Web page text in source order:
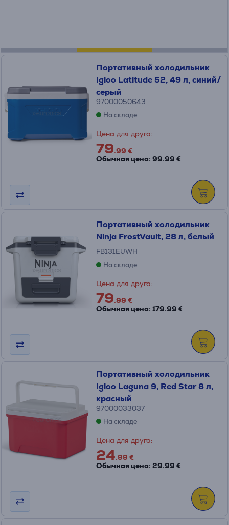
Портативный холодильник
Igloo Latitude 52, 49 л, синий/
серый
97000050643
На складе
Цена для друга:
79.99 €
Обычная цена: 99.99 €
Портативный холодильник
Ninja FrostVault, 28 л, белый
FB131EUWH
На складе
Цена для друга:
79.99 €
Обычная цена: 179.99 €
Портативный холодильник
Igloo Laguna 9, Red Star 8 л,
красный
97000033037
На складе
Цена для друга:
24.99 €
Обычная цена: 29.99 €